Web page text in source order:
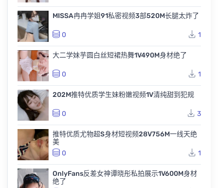
MISSA冉冉学姐91私密视频3部520M长腿太炸了
0 1
大二学妹芋圆白丝短裙热舞1V490M身材绝了
0 1
202M推特优质学生妹粉嫩视频1V清纯甜到犯规
0 3
推特优质尤物超S身材短视频28V756M一线天绝
美
0
1
OnlyFans反差女神谭晓彤私拍展示1V600M身材
绝了